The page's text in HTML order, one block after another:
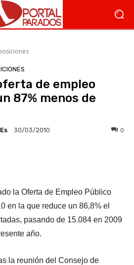
de empleo
87% menos de
30/03/2010 0
la Oferta de Empleo Público
en la que reduce un 86,8% el
pasando de 15.084 en 2009
año.
la reunión del Consejo de